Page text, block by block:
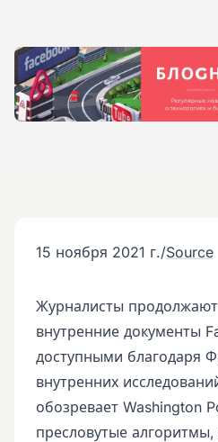
15 ноября 2021 г./Source
Журналисты продолжают
внутренние документы
доступными благодаря
внутренних
обозревает Washington
пресловутые